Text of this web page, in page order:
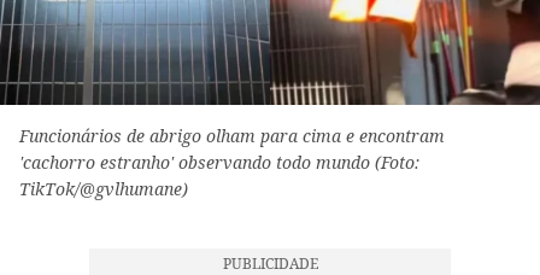
Funcionários de abrigo olham para cima e encontram
'cachorro estranho' observando todo mundo (Foto:
TikTok/@gvlhumane)